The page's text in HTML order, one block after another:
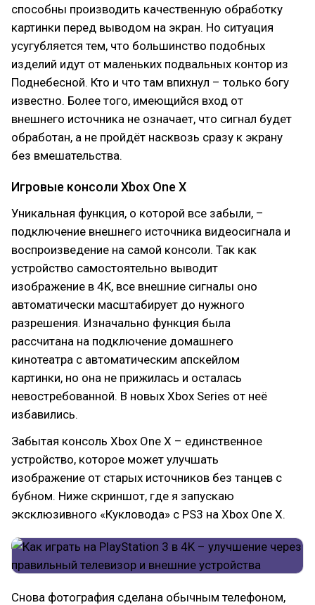
способны производить качественную обработку
картинки перед выводом на экран. Но ситуация
усугубляется тем, что большинство подобных
изделий идут от маленьких подвальных контор из
Поднебесной. Кто и что там впихнул – только богу
известно. Более того, имеющийся вход от
внешнего источника не означает, что сигнал будет
обработан, а не пройдёт насквозь сразу к экрану
без вмешательства.
Игровые консоли Xbox One X
Уникальная функция, о которой все забыли, –
подключение внешнего источника видеосигнала и
воспроизведение на самой консоли. Так как
устройство самостоятельно выводит
изображение в 4K, все внешние сигналы оно
автоматически масштабирует до нужного
разрешения. Изначально функция была
рассчитана на подключение домашнего
кинотеатра с автоматическим апскейлом
картинки, но она не прижилась и осталась
невостребованной. В новых Xbox Series от неё
избавились.
Забытая консоль Xbox One X – единственное
устройство, которое может улучшать
изображение от старых источников без танцев с
бубном. Ниже скриншот, где я запускаю
эксклюзивного «Кукловода» с PS3 на Xbox One X.
Снова фотография сделана обычным телефоном,